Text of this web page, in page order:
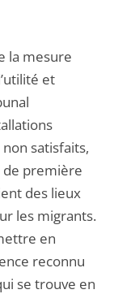
la mesure
et
satisfaits,
première
des lieux
les migrants.
en
reconnu
se trouve en